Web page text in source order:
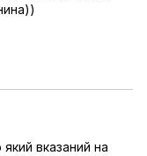
вказаний на